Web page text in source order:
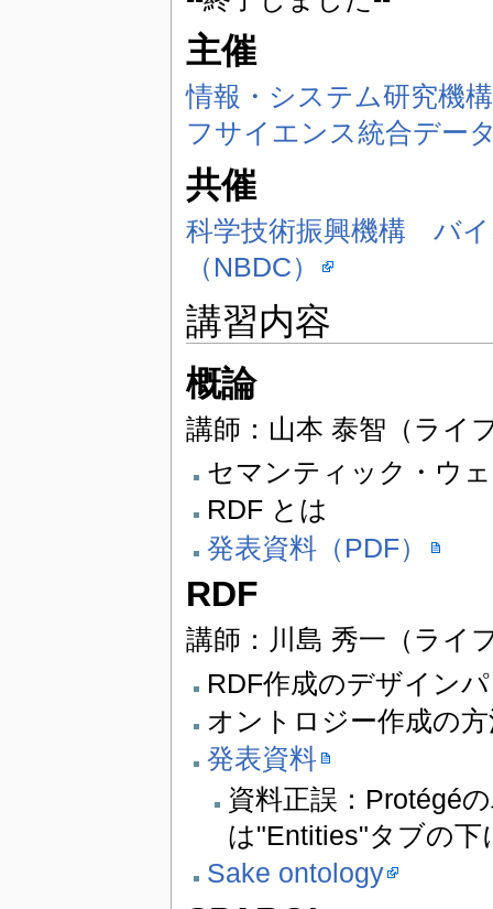
主催
情報・システム研究機
フサイエンス統合デー
共催
科学技術振興機構 バ
（NBDC）
講習内容
概論
講師：山本 泰智（ライ
セマンティック・ウ
RDF とは
発表資料（PDF）
RDF
講師：川島 秀一（ライ
RDF作成のデザイン
オントロジー作成の
発表資料
資料正誤：Protégé
は"Entities"タブの下
Sake ontology